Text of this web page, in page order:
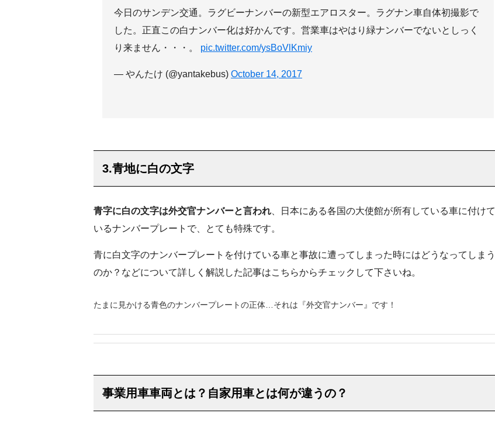
今日のサンデン交通。ラグビーナンバーの新型エアロスター。ラグナン車自体初撮影で
した。正直この白ナンバー化は好かんです。営業車はやはり緑ナンバーでないとしっく
り来ません・・・。 pic.twitter.com/ysBoVlKmiy
— やんたけ (@yantakebus) October 14, 2017
3.青地に白の文字
青字に白の文字は外交官ナンバーと言われ 、日本にある各国の大使館が所有している車に付けて
いるナンバープレートで、とても特殊です。
青に白文字のナンバープレートを付けている車と事故に遭ってしまった時にはどうなってしまう
のか？などについて詳しく解説した記事はこちらからチェックして下さいね。
たまに見かける青色のナンバープレートの正体…それは『外交官ナンバー』です！
事業用車車両とは？自家用車とは何が違うの？